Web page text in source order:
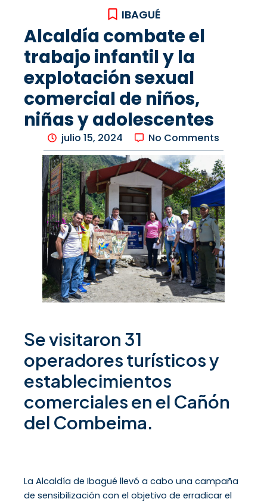
IBAGUÉ
Alcaldía combate el
trabajo infantil y la
explotación sexual
comercial de niños,
niñas y adolescentes
julio 15, 2024 No Comments
Se visitaron 31
operadores turísticos y
establecimientos
comerciales en el Cañón
del Combeima.
La Alcaldía de Ibagué llevó a cabo una campaña
de sensibilización con el objetivo de erradicar el